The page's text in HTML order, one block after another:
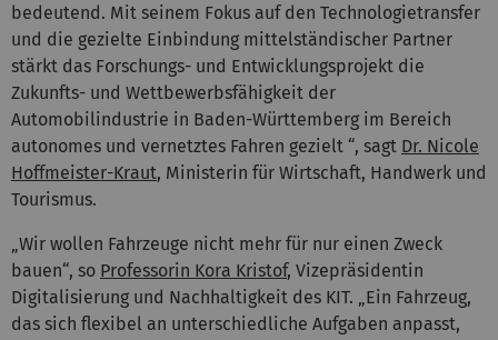
bedeutend. Mit seinem Fokus auf den Technologietransfer
und die gezielte Einbindung mittelständischer Partner
stärkt das Forschungs- und Entwicklungsprojekt die
Zukunfts- und Wettbewerbsfähigkeit der
Automobilindustrie in Baden-Württemberg im Bereich
autonomes und vernetztes Fahren gezielt “, sagt Dr. Nicole
Hoffmeister-Kraut, Ministerin für Wirtschaft, Handwerk und
Tourismus.
„Wir wollen Fahrzeuge nicht mehr für nur einen Zweck
bauen“, so Professorin Kora Kristof, Vizepräsidentin
Digitalisierung und Nachhaltigkeit des KIT. „Ein Fahrzeug,
das sich flexibel an unterschiedliche Aufgaben anpasst,